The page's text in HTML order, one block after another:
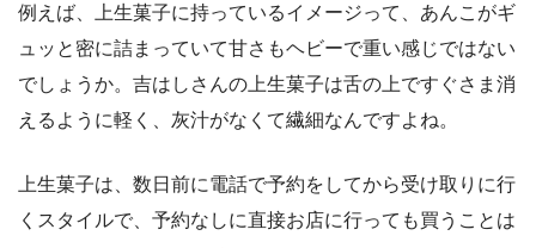
例えば、上生菓子に持っているイメージって、あんこがギ
ュッと密に詰まっていて甘さもヘビーで重い感じではない
でしょうか。吉はしさんの上生菓子は舌の上ですぐさま消
えるように軽く、灰汁がなくて繊細なんですよね。
上生菓子は、数日前に電話で予約をしてから受け取りに行
くスタイルで、予約なしに直接お店に行っても買うことは